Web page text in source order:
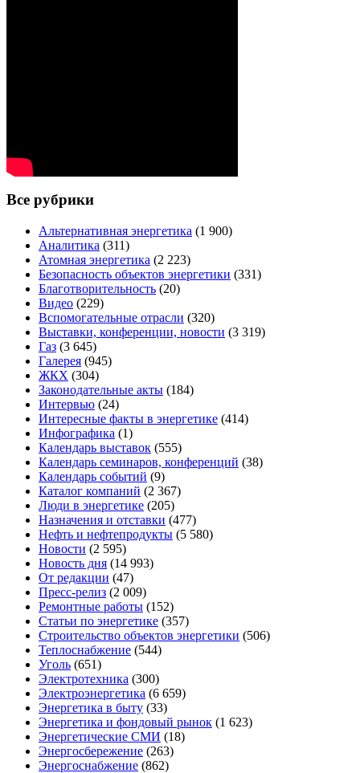
Все рубрики
Альтернативная энергетика (1 900)
Аналитика (311)
Атомная энергетика (2 223)
Безопасность объектов энергетики (331)
Благотворительность (20)
Видео (229)
Вспомогательные отрасли (320)
Выставки, конференции, новости (3 319)
Газ (3 645)
Галерея (945)
ЖКХ (304)
Законодательные акты (184)
Интервью (24)
Интересные факты в энергетике (414)
Инфографика (1)
Календарь выставок (555)
Календарь семинаров, конференций (38)
Календарь событий (9)
Каталог компаний (2 367)
Люди в энергетике (205)
Назначения и отставки (477)
Нефть и нефтепродукты (5 580)
Новости (2 595)
Новость дня (14 993)
От редакции (47)
Пресс-релиз (2 009)
Ремонтные работы (152)
Статьи по энергетике (357)
Строительство объектов энергетики (506)
Теплоснабжение (544)
Уголь (651)
Электротехника (300)
Электроэнергетика (6 659)
Энергетика в быту (33)
Энергетика и фондовый рынок (1 623)
Энергетические СМИ (18)
Энергосбережение (263)
Энергоснабжение (862)